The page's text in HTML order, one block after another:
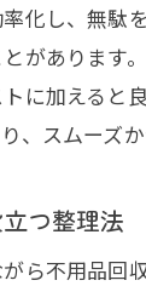
化し、無駄
があります
に加えると
、スムーズ
つ整理法
ら不用品回